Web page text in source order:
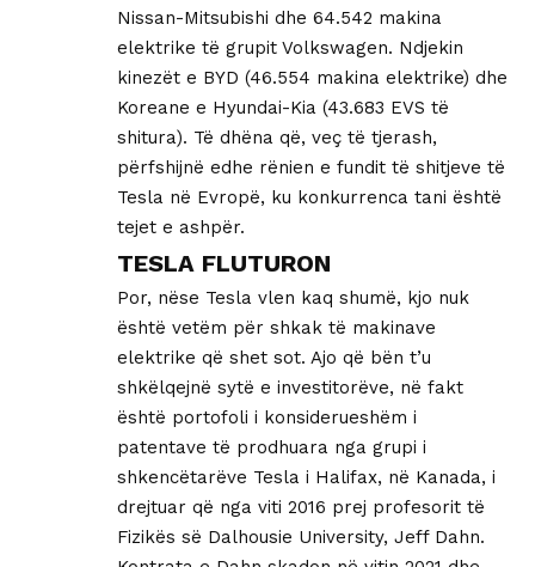
Nissan-Mitsubishi dhe 64.542 makina
elektrike të grupit Volkswagen. Ndjekin
kinezët e BYD (46.554 makina elektrike) dhe
Koreane e Hyundai-Kia (43.683 EVS të
shitura). Të dhëna që, veç të tjerash,
përfshijnë edhe rënien e fundit të shitjeve të
Tesla në Evropë, ku konkurrenca tani është
tejet e ashpër.
TESLA FLUTURON
Por, nëse Tesla vlen kaq shumë, kjo nuk
është vetëm për shkak të makinave
elektrike që shet sot. Ajo që bën t’u
shkëlqejnë sytë e investitorëve, në fakt
është portofoli i konsiderueshëm i
patentave të prodhuara nga grupi i
shkencëtarëve Tesla i Halifax, në Kanada, i
drejtuar që nga viti 2016 prej profesorit të
Fizikës së Dalhousie University, Jeff Dahn.